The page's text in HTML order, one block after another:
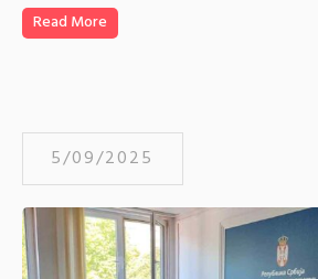
Read More
5/09/2025